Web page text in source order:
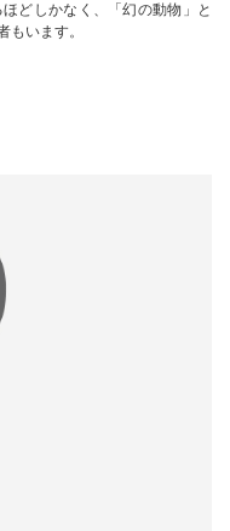
どしかなく、「幻の動物」と
もいます。